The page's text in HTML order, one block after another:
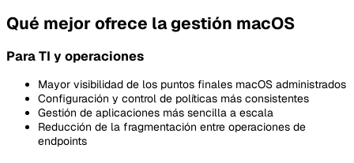
Qué mejor ofrece la gestión macOS
Para TI y operaciones
Mayor visibilidad de los puntos finales macOS administrados
Configuración y control de políticas más consistentes
Gestión de aplicaciones más sencilla a escala
Reducción de la fragmentación entre operaciones de
endpoints